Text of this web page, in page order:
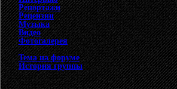
Репортажи
Рецензии
Музыка
Видео
Фотогалерея
Тема на форуме
История группы